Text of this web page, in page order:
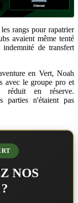
rangs pour rapatrier
avaient même tenté
de transfert
en Vert, Noah
avec le groupe pro et
réduit en réserve.
parties n'étaient pas
NOS